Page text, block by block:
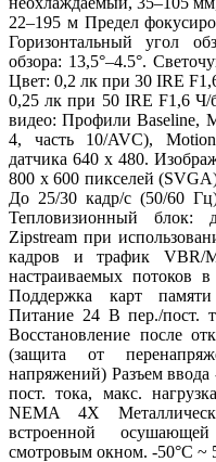
22–195 м Предел
Горизонтальный угол
обзора: 13,5°–4.5°.
Цвет: 0,2 лк при 30 IRE
0,25 лк при 50 IRE F1,6
видео: Профили Baseline,
4, часть 10/AVC),
датчика 640 x 480.
800 x 600 пикселей
До 25/30 кадр/с (50/60
Тепловизионный блок:
Zipstream при
кадров и трафик VBR/
настраиваемых потоков
Поддержка карт
Питание 24 В пер./пост.
Восстановление после
(защита от
напряжений) Разъем
пост. тока, макс.
NEMA 4X
встроенной
смотровым окном. -50°C ~